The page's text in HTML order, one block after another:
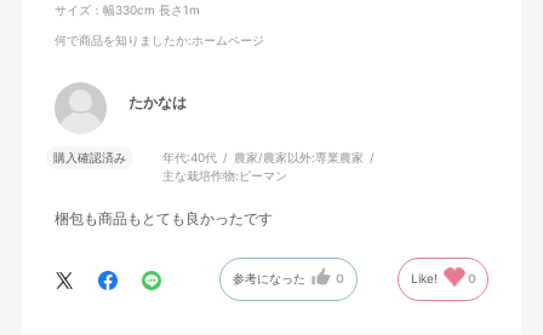
サイズ：幅330cm 長さ1m
何で商品を知りましたか:ホームページ
たかなは
購入確認済み 年代:40代 農家/農家以外:専業農家
主な栽培作物: ピーマン
梱包も商品もとても良かったです
参考になった 0 Like! 0